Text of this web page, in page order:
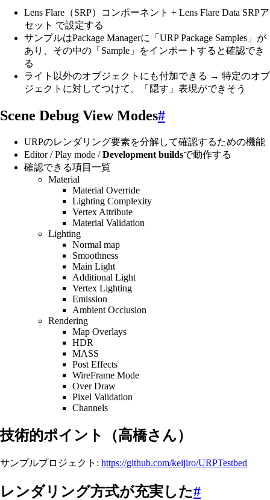
Lens Flare（SRP）コンポーネント + Lens Flare Data SRPア
セット で設定する
サンプルはPackage Managerに「URP Package Samples」が
あり、その中の「Sample」をインポートすると確認でき
る
ライト以外のオブジェクトにも付加できる → 特定のオブ
ジェクトに対してつけて、「隠す」表現ができそう
Scene Debug View Modes#
URPのレンダリング要素を分解して確認するための機能
Editor / Play mode /Development buildsで動作する
確認できる項目一覧
Material
Material Override
Lighting Complexity
Vertex Attribute
Material Validation
Lighting
Normal map
Smoothness
Main Light
Additional Light
Vertex Lighting
Emission
Ambient Occlusion
Rendering
Map Overlays
HDR
MASS
Post Effects
WireFrame Mode
Over Draw
Pixel Validation
Channels
技術的ポイント（高橋さん）
サンプルプロジェクト: https://github.com/keijiro/URPTestbed
レンダリング方式が充実した#